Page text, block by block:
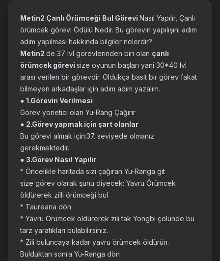
Metin2 Çanlı Örümceği Bul Görevi Nasıl Yapılır, Çanlı
örümcek görevi Ödülü Nedir. Bu görevin yapılışını adım
adım yapılması hakkında bilgiler nelerdir?
Metin2 de 37 lvl görevlerinden biri olan çanlı
örümcek görevi size oyunun başları yani 30*40 lvl
arası verilen bir görevdir. Oldukça basit bir görev fakat
bilmeyen arkadaşlar için adım adım yazalım.
● 1.Görevin Verilmesi
Görev yönetici olan Yu-Rang Çağırır
● 2.Görev yapmak için şart olanlar
Bu görevi almak için:37. seviyede olmanız
gerekmektedir.
● 3.Görev Nasıl Yapılır
* Öncelikle haritada sizi çağıran Yu-Ranga git
size görev olarak şunu diyecek: Yavru Örümcek
öldürerek zilli örümceği bul
* Taureana dön
* Yavru Örümcek öldürerek zili tak Yongbi çölünde bu
tarz yaratıkları bulabilirsiniz.
* Zili buluncaya kadar yavru örümcek öldürün.
Bulduktan sonra Yu-Ranga dön